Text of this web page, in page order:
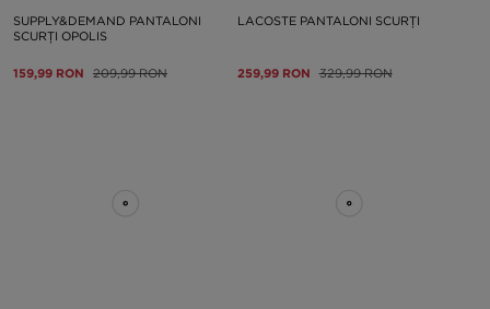
SUPPLY&DEMAND PANTALONI
SCURȚI OPOLIS
159,99 RON 209,99 RON
LACOSTE PANTALONI SCURȚI
259,99 RON 329,99 RON